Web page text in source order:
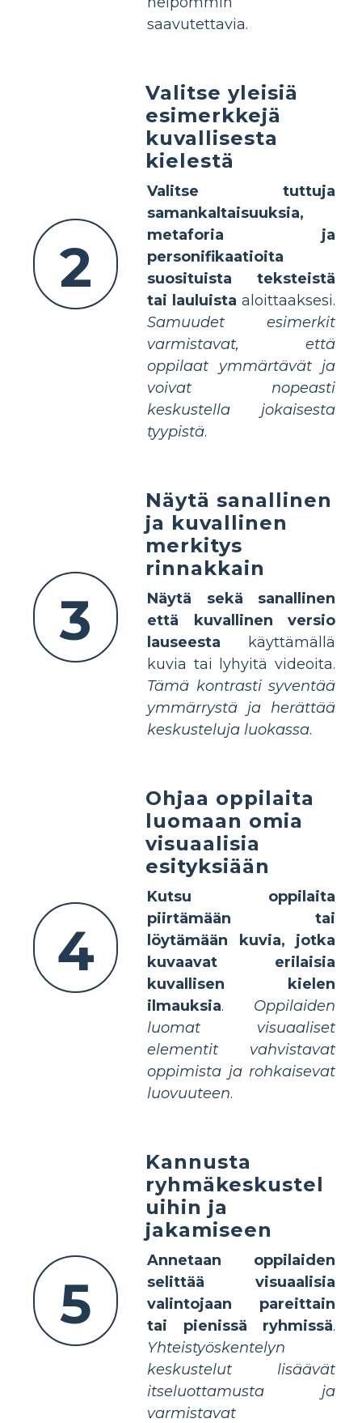
saavutettavia.
2
Valitse yleisiä
esimerkkejä
kuvallisesta
kielestä
Valitse tuttuja
samankaltaisuuksia,
metaforia ja
personifikaatioita
suosituista teksteistä
tai lauluista aloittaaksesi.
Samuudet esimerkit
varmistavat, että
oppilaat ymmärtävät ja
voivat nopeasti
keskustella jokaisesta
tyypistä.
3
Näytä sanallinen
ja kuvallinen
merkitys
rinnakkain
Näytä sekä sanallinen
että kuvallinen versio
lauseesta käyttämällä
kuvia tai lyhyitä videoita.
Tämä kontrasti syventää
ymmärrystä ja herättää
keskusteluja luokassa.
4
Ohjaa oppilaita
luomaan omia
visuaalisia
esityksiään
Kutsu oppilaita
piirtämään tai
löytämään kuvia, jotka
kuvaavat erilaisia
kuvallisen kielen
ilmauksia. Oppilaiden
luomat visuaaliset
elementit vahvistavat
oppimista ja rohkaisevat
luovuuteen.
5
Kannusta
ryhmäkeskustel
uihin ja
jakamiseen
Annetaan oppilaiden
selittää visuaalisia
valintojaan pareittain
tai pienissä ryhmissä.
Yhteistyöskentelyn
keskustelut lisäävät
itseluottamusta ja
varmistavat